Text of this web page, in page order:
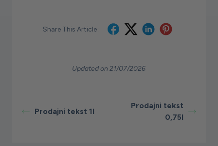
Share This Article :
Updated on 21/07/2026
Prodajni tekst 1l
Prodajni tekst
0,75l